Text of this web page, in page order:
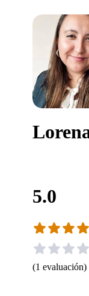
5.0
(1 evaluación)